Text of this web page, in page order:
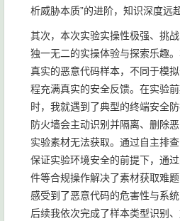
析威胁本质”的进阶，知识深度远
其次，本次实验实操性极强、挑
独一无二的实操体验与探索乐趣
真实的恶意代码样本，不同于模
程充满真实的安全反馈。在实验
时，我就遇到了典型的终端安全
防火墙会主动识别并隔离、删除
实验素材无法获取。通过自主排
保证实验环境安全的前提下，通
件等合规操作解决了素材获取难
感受到了恶意代码的危害性与系统
后续我依次完成了样本类型识别